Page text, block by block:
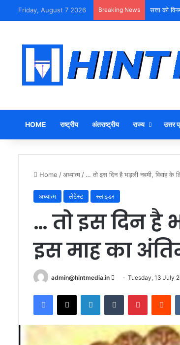
Friday, August 7 2026 Breaking News युवा शक्ति
HOME राष्ट्रीय अंतराष्ट्रीय राज्य उत्तर
Home /अध्यात्म / … तो इस दिन है भड़ली नवमी, विवाह के
अध्यात्म लेटेस्ट स्लाइडर
… तो इस दिन है
इस माह का
admin@hintmedia.in
Send
email
Tuesday, 13 July
Facebook
X LinkedInTumblr Pinterest